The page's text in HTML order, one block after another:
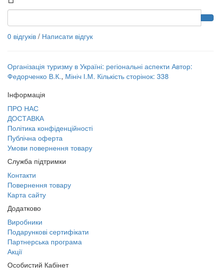
0 відгуків / Написати відгук
Організація туризму в Україні: регіональні аспекти Автор:
Федорченко В.К., Мініч І.М. Кількість сторінок: 338
Інформація
ПРО НАС
ДОСТАВКА
Політика конфіденційності
Публічна оферта
Умови повернення товару
Служба підтримки
Контакти
Повернення товару
Карта сайту
Додатково
Виробники
Подарункові сертифікати
Партнерська програма
Акції
Особистий Кабінет